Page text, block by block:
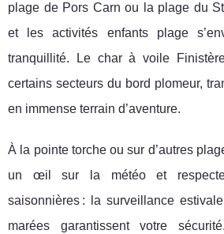
plage de Pors Carn ou la plage du
et les activités enfants plage
tranquillité. Le char à voile
certains secteurs du bord plomeur,
en immense terrain d’aventure.
À la pointe torche ou sur d’autres
un œil sur la météo et
saisonnières : la surveillance
marées garantissent votre